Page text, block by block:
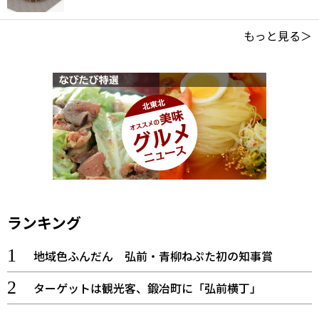
もっと見る＞
ランキング
地域色ふんだん 弘前・青柳ねぷた初の知事賞
ターゲットは観光客、鍛冶町に「弘前横丁」